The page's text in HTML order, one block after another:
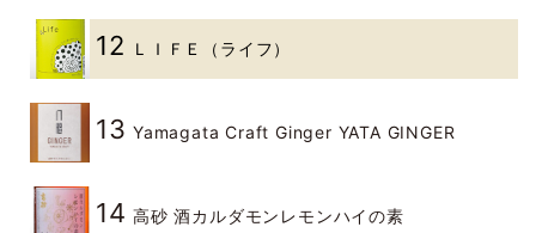
12 ＬＩＦＥ（ライフ）
13 Yamagata Craft Ginger YATA GINGER
14 高砂 酒カルダモンレモンハイの素